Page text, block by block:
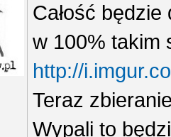
Całość będzie
w 100% takim
http://
Teraz
Wypali to